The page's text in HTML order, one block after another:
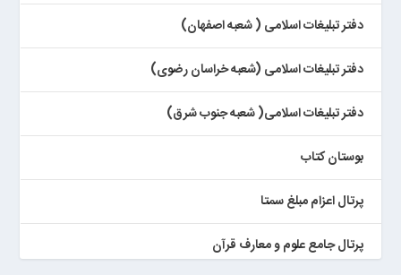
دفتر تبلیغات اسلامی ( شعبه اصفهان)
دفتر تبلیغات اسلامی (شعبه خراسان رضوی)
دفتر تبلیغات اسلامی( شعبه جنوب شرق)
بوستان کتاب
پرتال اعزام مبلغ سمتا
پرتال جامع علوم و معارف قرآن